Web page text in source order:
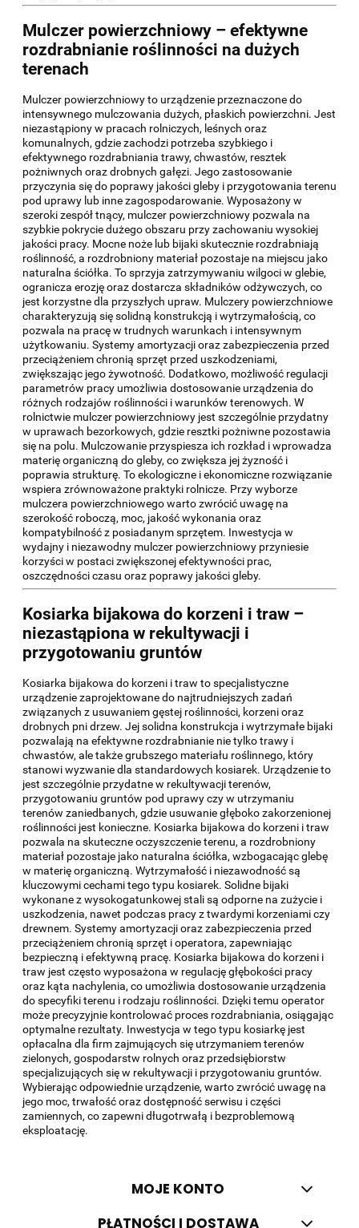
Mulczer powierzchniowy – efektywne
rozdrabnianie roślinności na dużych
terenach
Mulczer powierzchniowy to urządzenie przeznaczone do
intensywnego mulczowania dużych, płaskich powierzchni. Jest
niezastąpiony w pracach rolniczych, leśnych oraz
komunalnych, gdzie zachodzi potrzeba szybkiego i
efektywnego rozdrabniania trawy, chwastów, resztek
pożniwnych oraz drobnych gałęzi. Jego zastosowanie
przyczynia się do poprawy jakości gleby i przygotowania terenu
pod uprawy lub inne zagospodarowanie. Wyposażony w
szeroki zespół tnący, mulczer powierzchniowy pozwala na
szybkie pokrycie dużego obszaru przy zachowaniu wysokiej
jakości pracy. Mocne noże lub bijaki skutecznie rozdrabniają
roślinność, a rozdrobniony materiał pozostaje na miejscu jako
naturalna ściółka. To sprzyja zatrzymywaniu wilgoci w glebie,
ogranicza erozję oraz dostarcza składników odżywczych, co
jest korzystne dla przyszłych upraw. Mulczery powierzchniowe
charakteryzują się solidną konstrukcją i wytrzymałością, co
pozwala na pracę w trudnych warunkach i intensywnym
użytkowaniu. Systemy amortyzacji oraz zabezpieczenia przed
przeciążeniem chronią sprzęt przed uszkodzeniami,
zwiększając jego żywotność. Dodatkowo, możliwość regulacji
parametrów pracy umożliwia dostosowanie urządzenia do
różnych rodzajów roślinności i warunków terenowych. W
rolnictwie mulczer powierzchniowy jest szczególnie przydatny
w uprawach bezorkowych, gdzie resztki pożniwne pozostawia
się na polu. Mulczowanie przyspiesza ich rozkład i wprowadza
materię organiczną do gleby, co zwiększa jej żyzność i
poprawia strukturę. To ekologiczne i ekonomiczne rozwiązanie
wspiera zrównoważone praktyki rolnicze. Przy wyborze
mulczera powierzchniowego warto zwrócić uwagę na
szerokość roboczą, moc, jakość wykonania oraz
kompatybilność z posiadanym sprzętem. Inwestycja w
wydajny i niezawodny mulczer powierzchniowy przyniesie
korzyści w postaci zwiększonej efektywności prac,
oszczędności czasu oraz poprawy jakości gleby.
Kosiarka bijakowa do korzeni i traw –
niezastąpiona w rekultywacji i
przygotowaniu gruntów
Kosiarka bijakowa do korzeni i traw to specjalistyczne
urządzenie zaprojektowane do najtrudniejszych zadań
związanych z usuwaniem gęstej roślinności, korzeni oraz
drobnych pni drzew. Jej solidna konstrukcja i wytrzymałe bijaki
pozwalają na efektywne rozdrabnianie nie tylko trawy i
chwastów, ale także grubszego materiału roślinnego, który
stanowi wyzwanie dla standardowych kosiarek. Urządzenie to
jest szczególnie przydatne w rekultywacji terenów,
przygotowaniu gruntów pod uprawy czy w utrzymaniu
terenów zaniedbanych, gdzie usuwanie głęboko zakorzenionej
roślinności jest konieczne. Kosiarka bijakowa do korzeni i traw
pozwala na skuteczne oczyszczenie terenu, a rozdrobniony
materiał pozostaje jako naturalna ściółka, wzbogacając glebę
w materię organiczną. Wytrzymałość i niezawodność są
kluczowymi cechami tego typu kosiarek. Solidne bijaki
wykonane z wysokogatunkowej stali są odporne na zużycie i
uszkodzenia, nawet podczas pracy z twardymi korzeniami czy
drewnem. Systemy amortyzacji oraz zabezpieczenia przed
przeciążeniem chronią sprzęt i operatora, zapewniając
bezpieczną i efektywną pracę. Kosiarka bijakowa do korzeni i
traw jest często wyposażona w regulację głębokości pracy
oraz kąta nachylenia, co umożliwia dostosowanie urządzenia
do specyfiki terenu i rodzaju roślinności. Dzięki temu operator
może precyzyjnie kontrolować proces rozdrabniania, osiągając
optymalne rezultaty. Inwestycja w tego typu kosiarkę jest
opłacalna dla firm zajmujących się utrzymaniem terenów
zielonych, gospodarstw rolnych oraz przedsiębiorstw
specjalizujących się w rekultywacji i przygotowaniu gruntów.
Wybierając odpowiednie urządzenie, warto zwrócić uwagę na
jego moc, trwałość oraz dostępność serwisu i części
zamiennych, co zapewni długotrwałą i bezproblemową
eksploatację.
MOJE KONTO
PŁATNOŚCI I DOSTAWA